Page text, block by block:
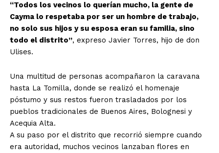
“Todos los vecinos lo querían mucho, la gente de
Cayma lo respetaba por ser un hombre de trabajo,
no solo sus hijos y su esposa eran su familia, sino
todo el distrito”, expreso Javier Torres, hijo de don
Ulises.
Una multitud de personas acompañaron la caravana
hasta La Tomilla, donde se realizó el homenaje
póstumo y sus restos fueron trasladados por los
pueblos tradicionales de Buenos Aires, Bolognesi y
Acequia Alta.
A su paso por el distrito que recorrió siempre cuando
era autoridad, muchos vecinos lanzaban flores en